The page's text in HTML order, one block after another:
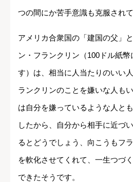
つの間にか苦手意識も克服され
アメリカ合衆国の「建国の父」
ン・フランクリン（100ドル紙
す）は、相当に人当たりのいい
ランクリンのことを嫌いな人も
は自分を嫌っているような人と
したから、自分から相手に近づ
るとどうでしょう、向こうもフ
を軟化させてくれて、一生つづ
できたそうです。